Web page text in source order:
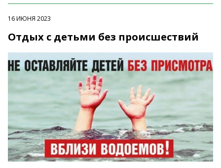
16 ИЮНЯ 2023
Отдых с детьми без происшествий